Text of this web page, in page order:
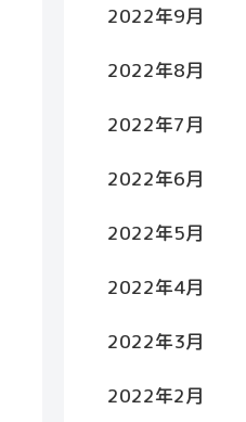
2022年9月
2022年8月
2022年7月
2022年6月
2022年5月
2022年4月
2022年3月
2022年2月